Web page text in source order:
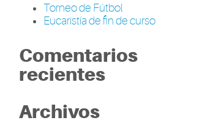
Torneo de Fútbol
Eucaristía de fin de curso
Comentarios
recientes
Archivos